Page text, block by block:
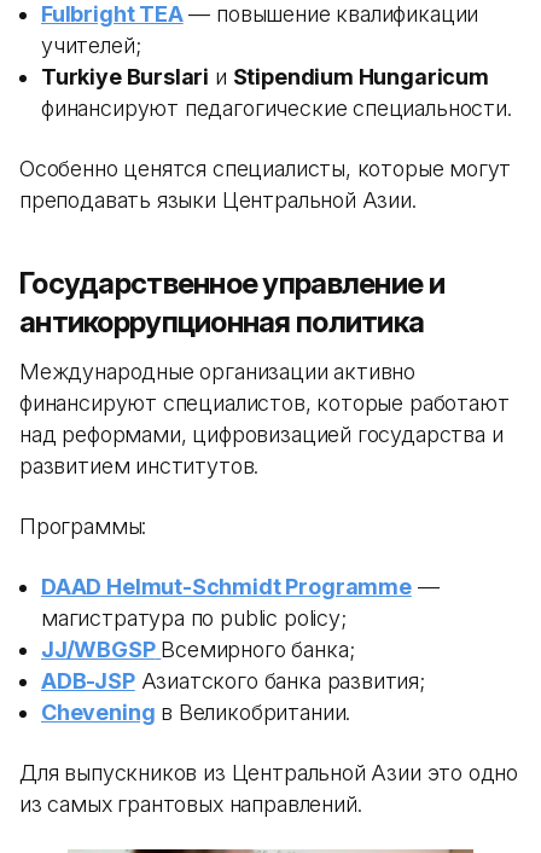
Fulbright TEA— повышение квалификации
учителей;
Turkiye Burslari и Stipendium Hungaricum
финансируют педагогические специальности.
Особенно ценятся специалисты, которые могут
преподавать языки Центральной Азии.
Государственное управление и
антикоррупционная политика
Международные организации активно
финансируют специалистов, которые работают
над реформами, цифровизацией государства и
развитием институтов.
Программы:
DAAD Helmut-Schmidt Programme—
магистратура по public policy;
JJ/WBGSP Всемирного банка;
ADB-JSPАзиатского банка развития;
Chevening в Великобритании.
Для выпускников из Центральной Азии это одно
из самых грантовых направлений.